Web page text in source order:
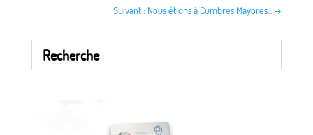
Suivant : Nous étions à Cumbres Mayores... →